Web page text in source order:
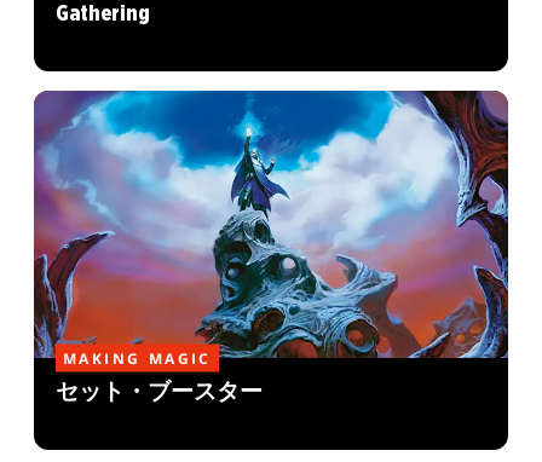
Gathering
MAKING MAGIC
セット・ブースター